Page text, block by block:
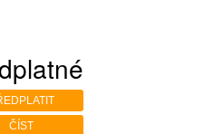
ČÍST